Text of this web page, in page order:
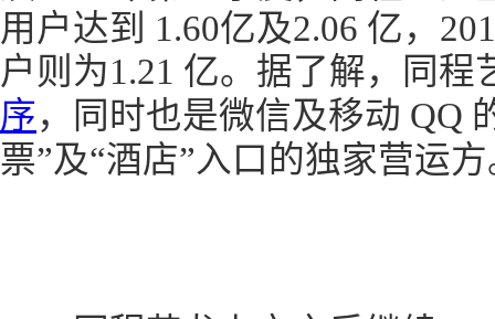
用户达到 1.60亿及2.06 亿，
户则为1.21 亿。据了解，同程
序，同时也是微信及移动 QQ
票”及“酒店”入口的独家营运